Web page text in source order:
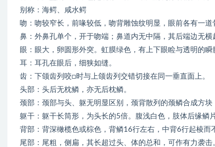
别称：海鳄、咸水鳄
吻：吻较窄长，前喙较低，吻背雕蚀纹明显，眼前各有一道
鼻：外鼻孔单个，开于吻端；鼻道内无中隔，其后端边无横
眼：眼大，卵圆形外突。虹膜绿色，有上下眼睑与透明的瞬
耳：耳孔在眼后，细狭如缝。
齿：下颌齿列咬□时与上颌齿列交错切接在同一垂直面上。
头部：头后无枕鳞，亦无后枕鳞。
颈部：颈部与头、躯无明显区别，颈背散列的颈鳞合成方块
躯干：躯干长筒形，为头长的5倍。腹浅白色，肢体后缘鳞
背部：背深橄榄色或棕色，背鳞16行左右，中背6行起棱而
尾部：尾粗，侧扁，其长超过头、体的总和，可作有力袭击